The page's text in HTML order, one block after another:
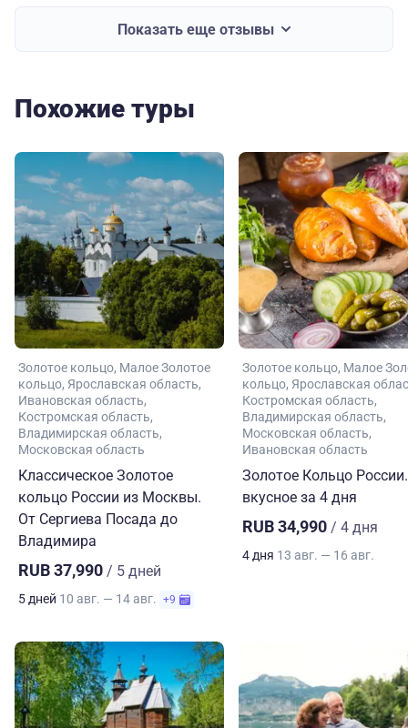
Показать еще отзывы
Похожие туры
Золотое кольцо Малое Золотое
кольцо Ярославская область
Ивановская область
Костромская область
Владимирская область
Московская область
Классическое Золотое
кольцо России из Москвы.
От Сергиева Посада до
Владимира
RUB 37,990 / 5 дней
5 дней 10 авг. — 14 авг. +9
Золотое кольцо Малое
кольцо Ярославская
Костромская область
Владимирская область
Московская область
Ивановская область
Золотое Кольцо
вкусное за 4 дня
RUB 34,990 / 4 дня
4 дня 13 авг. — 16 авг.